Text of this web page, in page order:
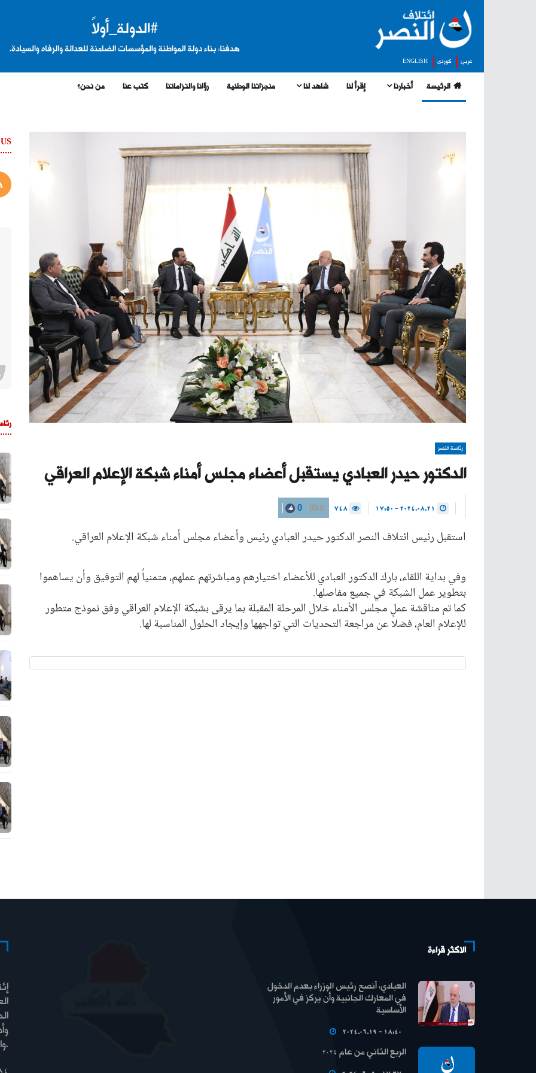
ENGLISH كوردى عربي
الرئيسة أخبارنا إقرأ لنا شاهد لنا منجزاتنا الوطنية رؤانا والتزاماتنا كتب عنا من نحن؟
رئاسة النصر
الدكتور حيدر العبادي يستقبل أعضاء مجلس أمناء شبكة الإعلام العراقي
like
0
استقبل رئيس ائتلاف النصر الدكتور حيدر العبادي رئيس وأعضاء مجلس أمناء شبكة الإعلام العراقي.
وفي بداية اللقاء، بارك الدكتور العبادي للأعضاء اختيارهم ومباشرتهم عملهم، متمنياً لهم التوفيق وأن يساهموا
بتطوير عمل الشبكة في جميع مفاصلها.
كما تم مناقشة عمل مجلس الأمناء خلال المرحلة المقبلة بما يرقى بشبكة الإعلام العراقي وفق نموذج متطور
للإعلام العام، فضلاً عن مراجعة التحديات التي تواجهها وإيجاد الحلول المناسبة لها.
والسيادة والرفاه.
الاكثر قراءة
العبادي: أنصح رئيس الوزراء بعدم الدخول
في المعارك الجانبية وأن يركز في الأمور
الأساسية
2024.06.19 - 18:40
الربع الثاني من عام 2024